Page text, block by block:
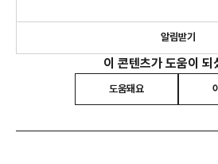
알림받기
이 콘텐츠가 도움이 되
도움돼요